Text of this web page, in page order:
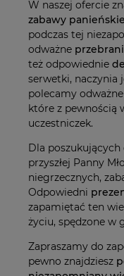
W naszej ofercie
zabawy panieńskie
podczas tej
odważne
też odpowiednie
serwetki, naczynia
polecamy
które z pewnością
uczestniczek.
Dla
przyszłej Panny
niegrzecznych,
Odpowiedni
zapamiętać ten
życiu, spędzone w
Zapraszamy do
pewno znajdziesz